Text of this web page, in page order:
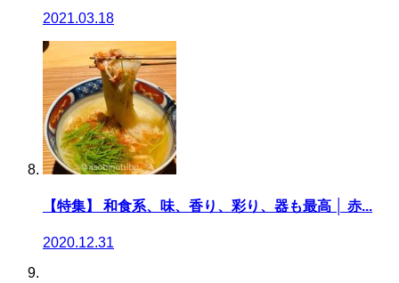
2021.03.18
【特集】 和食系、味、香り、彩り、器も最高 │ 赤...
2020.12.31